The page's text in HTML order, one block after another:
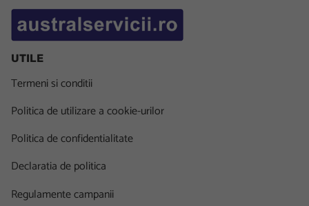
UTILE
Termeni si conditii
Politica de utilizare a cookie-urilor
Politica de confidentialitate
Declaratia de politica
Regulamente campanii